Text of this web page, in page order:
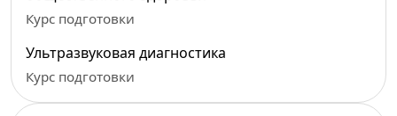
Курс подготовки
Ультразвуковая диагностика
Курс подготовки